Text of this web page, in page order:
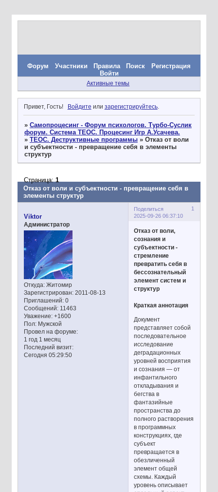
Форум Участники Правила Поиск
Регистрация
Войти
Активные темы
Привет, Гость! Войдите или зарегистрируйтесь.
» Самопроцесинг - Форум психологов. Турбо-Суслик
форум. Система ТЕОС. Процесинг Игр А.Усачева.
» ТЕОС. Деструктивные программы » Отказ от воли
и субъектности - превращение себя в элементы
структур
Отказ от воли и субъектности - превращение себя в
элементы структур
Страница:1
Поделиться
1
2025-09-26 06:37:10
Viktor
Администратор
Откуда:Житомир
Зарегистрирован: 2011-08-13
Приглашений:0
Сообщений:11463
Уважение: +1600
Пол:Мужской
Провел на форуме:
1 год 1 месяц
Последний визит:
Сегодня 05:29:50
Отказ от воли,
сознания и
субъектности -
стремление
превратить себя в
бессознательный
элемент систем и
структур
Краткая аннотация
Документ
представляет собой
последовательное
исследование
деградационных
уровней восприятия
и сознания — от
инфантильного
откладывания и
бегства в
фантазийные
пространства до
полного растворения
в программных
конструкциях, где
субъект
превращается в
обезличенный
элемент общей
схемы. Каждый
уровень описывает